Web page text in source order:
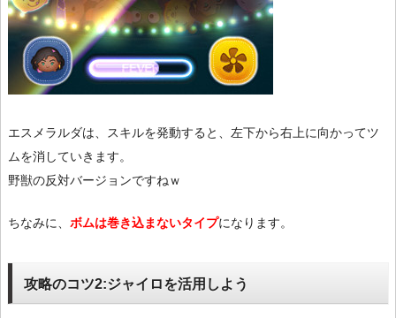
エスメラルダは、スキルを発動すると、左下から右上に向かってツ
ムを消していきます。
野獣の反対バージョンですねｗ
ちなみに、 ボムは巻き込まないタイプになります。
攻略のコツ2:ジャイロを活用しよう